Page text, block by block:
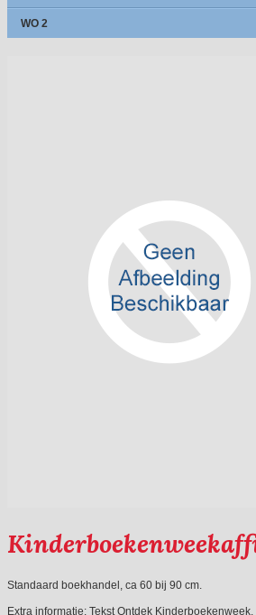
WO 2
Standaard boekhandel, ca 60 bij 90 cm.
Extra informatie: Tekst Ontdek Kinderboekenweek.